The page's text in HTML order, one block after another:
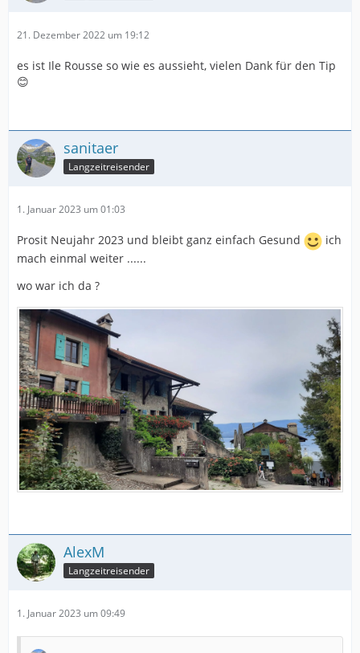
21. Dezember 2022 um 19:12
es ist Ile Rousse so wie es aussieht, vielen Dank für den Tip
😊
sanitaer
Langzeitreisender
1. Januar 2023 um 01:03
Prosit Neujahr 2023 und bleibt ganz einfach Gesund
ich
mach einmal weiter ......
wo war ich da ?
AlexM
Langzeitreisender
1. Januar 2023 um 09:49